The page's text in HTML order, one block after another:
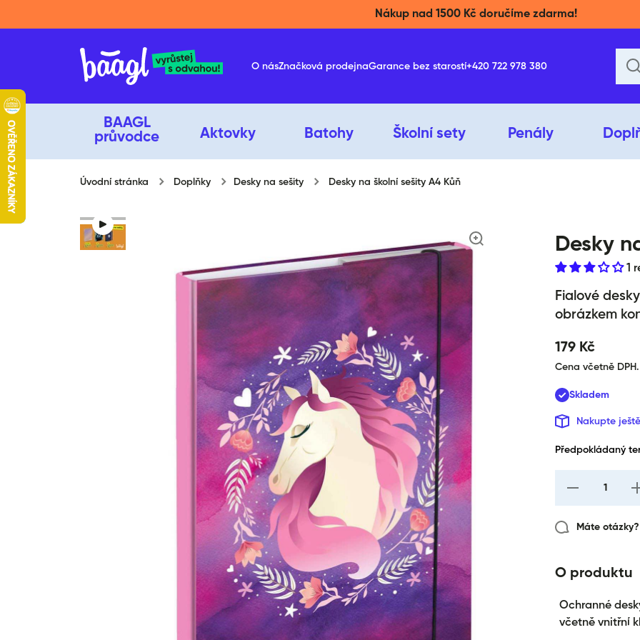
Nákup nad 1500 Kč doručíme zdarma!
O násZnačková prodejnaGarance bez starostí+420 722 978 380
BAAGL
průvodce
Aktovky Batohy Školní sety Penály
Úvodní stránka Doplňky Desky na sešity Desky na školní sešity A4 Kůň
Desky
1
Fialové
obrázkem
179 Kč
Cena včetně DPH.
Skladem
Nakupte
Předpokládaný
I18n Error:
interpolation
množství pro {{
Máte
O produktu
Ochranné
včetně vnitřní